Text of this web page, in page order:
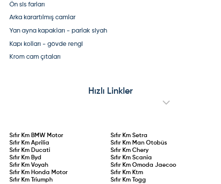
Ön sis farları
Arka karartılmış camlar
Yan ayna kapakları - parlak siyah
Kapı kolları - gövde rengi
Krom cam çıtaları
Hızlı Linkler
Sıfır Km BMW Motor Sıfır Km Setra
Sıfır KmAprilia Sıfır Km Man Otobüs
Sıfır Km Ducati Sıfır Km Chery
Sıfır Km Byd Sıfır Km Scania
Sıfır KmVoyah Sıfır Km Omoda Jaecoo
Sıfır Km Honda Motor Sıfır Km Ktm
Sıfır Km
Triumph Sıfır Km
Togg